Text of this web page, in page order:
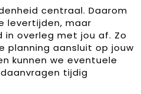
centraal. Daarom
levertijden, maar
overleg met jou af. Zo
planning aansluit op jouw
kunnen we eventuele
tijdig